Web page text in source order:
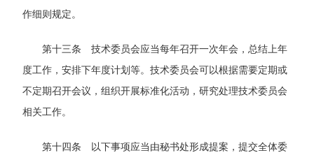
作细则规定。
第十三条 技术委员会应当每年召开一次年会，总结上年
度工作，安排下年度计划等。技术委员会可以根据需要定期或
不定期召开会议，组织开展标准化活动，研究处理技术委员会
相关工作。
第十四条 以下事项应当由秘书处形成提案，提交全体委